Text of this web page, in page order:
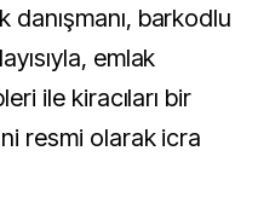
barkodlu
emlak
ile kiracıları bir
resmi olarak icra